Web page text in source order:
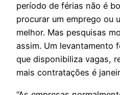
período de férias não é
procurar um emprego ou
melhor. Mas pesquisas
assim. Um levantamento
que disponibiliza vagas,
mais contratações é